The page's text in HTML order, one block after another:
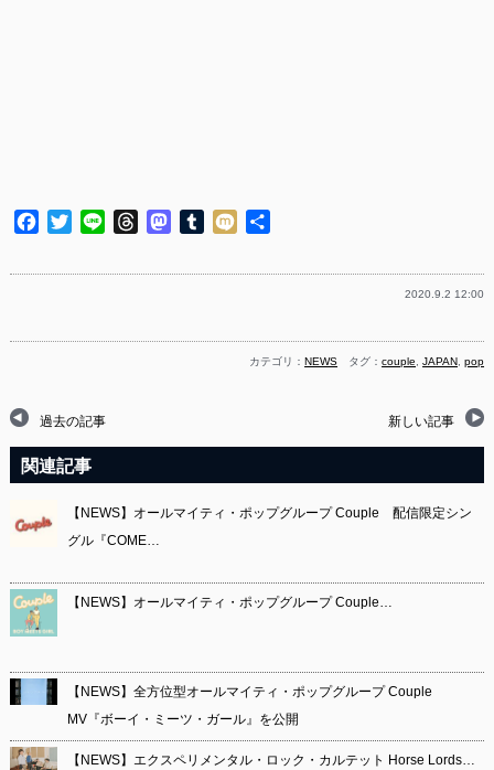
Facebook
TwitterLine ThreadsMastodon
Tumblr
Mixi
2020.9.2 12:00
カテゴリ：NEWS タグ：couple ,JAPAN ,pop
過去の記事 新しい記事
関連記事
【NEWS】オールマイティ・ポップグループ Couple 配信限定シン
グル『COME…
【NEWS】オールマイティ・ポップグループ Couple…
【NEWS】全方位型オールマイティ・ポップグループ Couple
MV『ボーイ・ミーツ・ガール』を公開
【NEWS】エクスペリメンタル・ロック・カルテット Horse Lords…